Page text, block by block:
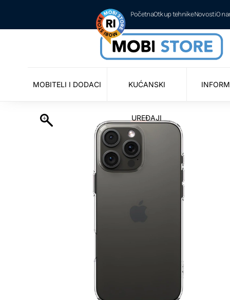
PočetnaOtkup tehnikeNovostiO
MOBITELI I DODACI KUĆANSKI
UREĐAJI